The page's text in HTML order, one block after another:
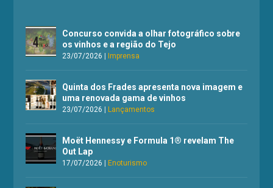
Concurso convida a olhar fotográfico sobre
os vinhos e a região do Tejo
23/07/2026 |Imprensa
Quinta dos Frades apresenta nova imagem e
uma renovada gama de vinhos
23/07/2026 |Lançamentos
Moët Hennessy e Formula 1® revelam The
Out Lap
17/07/2026 |Enoturismo